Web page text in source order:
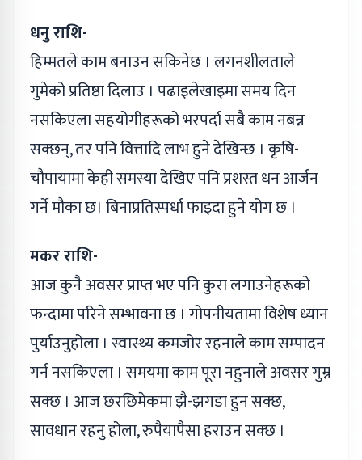
धनु राशि-
हिम्मतले काम बनाउन सकिनेछ । लगनशीलताले
गुमेको प्रतिष्ठा दिलाउ । पढाइलेखाइमा समय दिन
नसकिएला सहयोगीहरूको भरपर्दा सबै काम नबन्न
सक्छन्, तर पनि वित्तादि लाभ हुने देखिन्छ । कृषि-
चौपायामा केही समस्या देखिए पनि प्रशस्त धन आर्जन
गर्ने मौका छ। बिनाप्रतिस्पर्धा फाइदा हुने योग छ ।
मकर राशि-
आज कुनै अवसर प्राप्त भए पनि कुरा लगाउनेहरूको
फन्दामा परिने सम्भावना छ । गोपनीयतामा विशेष ध्यान
पुर्याउनुहोला । स्वास्थ्य कमजोर रहनाले काम सम्पादन
गर्न नसकिएला । समयमा काम पूरा नहुनाले अवसर गुम्न
सक्छ । आज छरछिमेकमा झै-झगडा हुन सक्छ,
सावधान रहनु होला, रुपैयापैसा हराउन सक्छ ।